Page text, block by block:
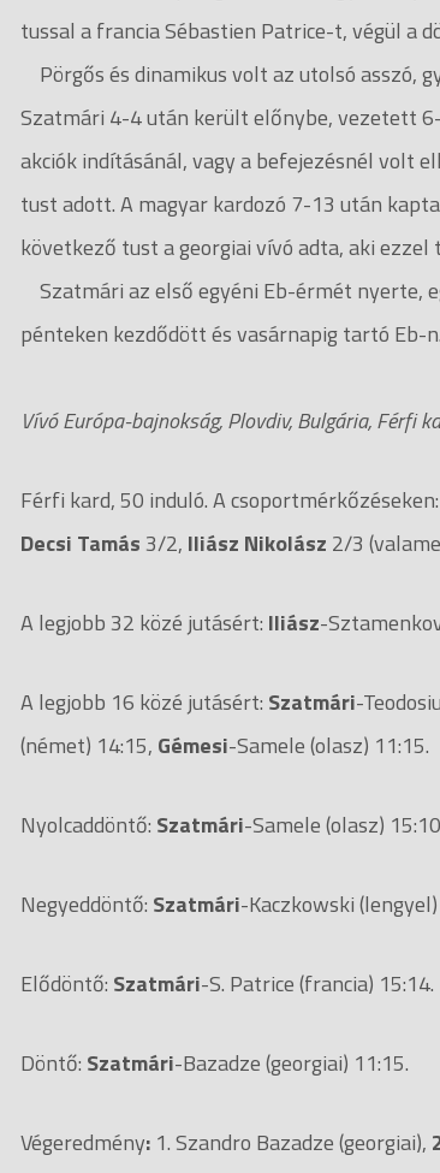
tussal a francia Sébastien Patrice-t, végül a
Pörgős és dinamikus volt az utolsó asszó,
Szatmári 4-4 után került előnybe, vezetett
akciók indításánál, vagy a befejezésnél volt
tust adott. A magyar kardozó 7-13 után
következő tust a georgiai vívó adta, aki
Szatmári az első egyéni Eb-érmét nyerte,
pénteken kezdődött és vasárnapig tartó Eb-n.
Vívó Európa-bajnokság, Plovdiv, Bulgária, Férfi
Férfi kard, 50 induló. A csoportmérkőzéseken:
Decsi Tamás 3/2, Iliász Nikolász 2/3
A legjobb 32 közé jutásért: Iliász-
A legjobb 16 közé jutásért: Szatmári-
(német) 14:15, Gémesi-Samele (olasz) 11:15.
Nyolcaddöntő: Szatmári-Samele (olasz)
Negyeddöntő: Szatmári-Kaczkowski
Elődöntő: Szatmári-S. Patrice (francia) 15:14.
Döntő: Szatmári-Bazadze (georgiai) 11:15.
Végeredmény: 1. Szandro Bazadze (georgiai),